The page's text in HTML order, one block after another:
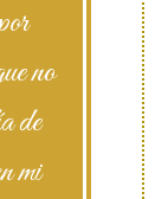
no
de
mi